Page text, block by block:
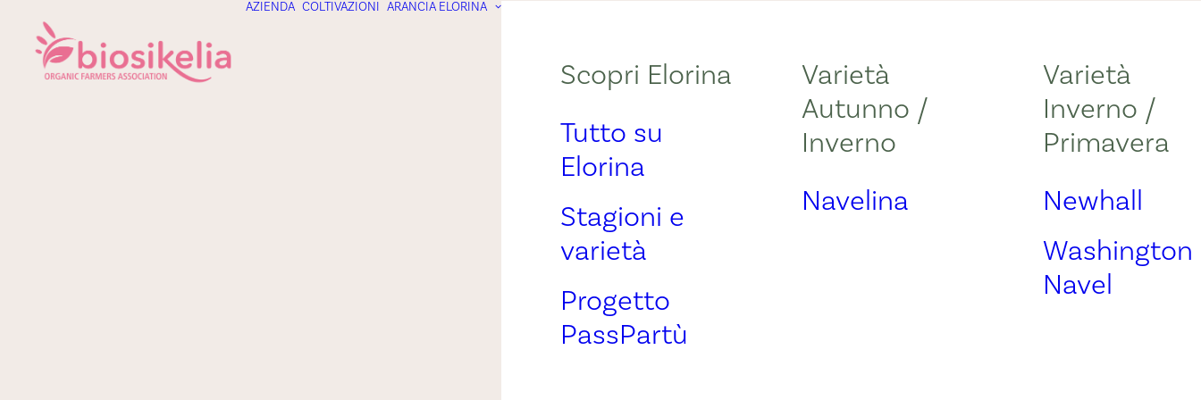
AZIENDA COLTIVAZIONI ARANCIA ELORINA
Scopri Elorina
Tutto su
Elorina
Stagioni e
varietà
Progetto
PassPartù
Varietà
Autunno /
Inverno
Navelina
Varietà
Inverno /
Primavera
Newhall
Washington
Navel